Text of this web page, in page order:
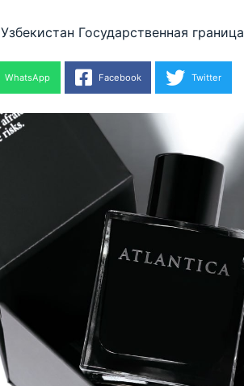
Узбекистан Государственная граница
WhatsApp Facebook Twitter